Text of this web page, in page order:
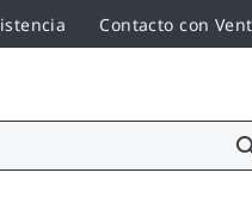
Contacto con